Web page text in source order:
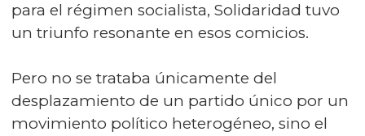
para el régimen socialista, Solidaridad tuvo
un triunfo resonante en esos comicios.
Pero no se trataba únicamente del
desplazamiento de un partido único por un
movimiento político heterogéneo, sino el